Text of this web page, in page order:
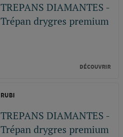
TREPANS DIAMANTES -
Trépan drygres premium
DÉCOUVRIR
RUBI
TREPANS DIAMANTES -
Trépan drygres premium